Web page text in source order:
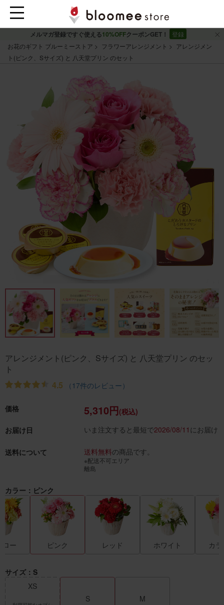
メルマガ登録ですぐ使える10%OFFクーポンGET！
登録
お花のギフト ブルーミーストア
フラワーアレンジメント
アレンジメン
ト(ピンク、Sサイズ) と 八天堂プリン のセット
アレンジメント(ピンク、Sサイズ) と 八天堂プリン のセッ
ト
4.5
（17件のレビュー）
価格 5,310円(税込)
お届け日
いま注文すると最短で2026/08/11 にお届け
送料について 送料無料の商品です。
※配送不可エリア
離島
カラー：ピンク
ロー ピンク レッド ホワイト カ
サイズ：S
XS
S M